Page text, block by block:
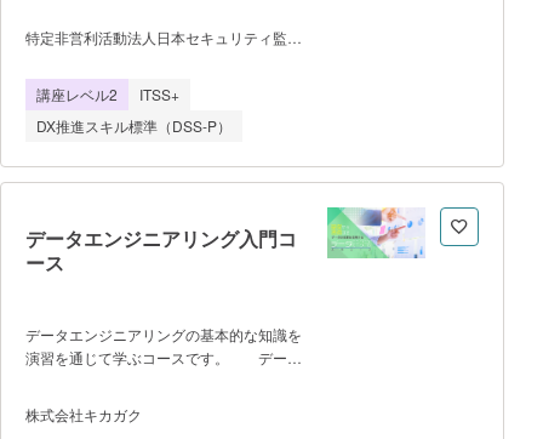
ィマネジメントと情報セキュリティ監査は
欠かせないものとなっています。
る内部監査人育成のためのオンライン講座
を提供しています。全11回150分に収録し
た動画では認定講師がわかりやすく解説し
ます。自宅等での受講が可能で、自分のペ
ースで繰り返し学習可能です。また、学習
でき、合格者は能力認定（QISEIA:キシ
ア）を受けることが可能です。 ※
購入 ・申込（オンライン受付） ・
アカウント登録、パスワード設定 ・コ
ース購入（クレジットカード決済） ・
知 ・能力認定申請
特定非営利活動法人日本セキュリティ監査
講座レベル2
ITSS+
DX推進スキル標準（DSS-P）
データエンジニアリング入門コ
ース
データエンジニアリングの基本的な知識を
演習を通じて学ぶコースです。 データ
が出来ます。 【スケジュー
ル】 09:30~12:00 ▪イントロダクシ
株式会社キカガク